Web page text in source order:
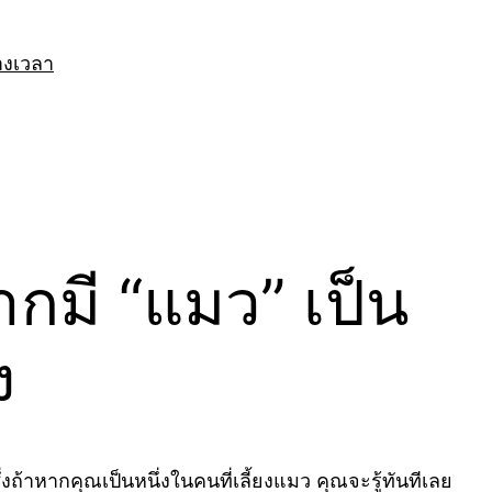
เวลา
มี “แมว” เป็น
ถ้าหากคุณเป็นหนึ่งในคนที่เลี้ยงแมว คุณจะรู้ทันทีเลย